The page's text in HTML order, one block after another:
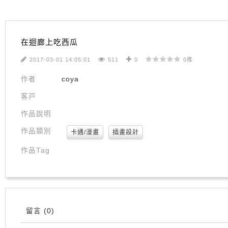
在迴廊上吃西瓜
2017-03-01 14:05:01 511 0 0推
作者 coya
客戸
作品說明
作品類別 卡通/漫畫 插畫設計
作品Tag
留言 (0)